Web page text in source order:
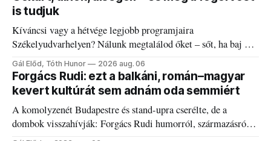
is tudjuk
Kíváncsi vagy a hétvége legjobb programjaira
Székelyudvarhelyen? Nálunk megtalálod őket – sőt, ha baj van
a fogaddal, a fogorvosi ügyeletet is!
Gál Előd, Tóth Hunor 2026 aug. 06
Forgács Rudi: ezt a balkáni, román–magyar
kevert kultúrát sem adnám oda semmiért
A komolyzenét Budapestre és stand-upra cserélte, de a
dombok visszahívják: Forgács Rudi humorról, származásról
és határokról.